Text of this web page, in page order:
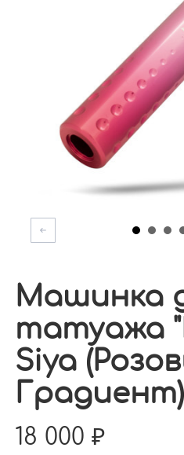
Машинка
татуажа
Siya
18 000